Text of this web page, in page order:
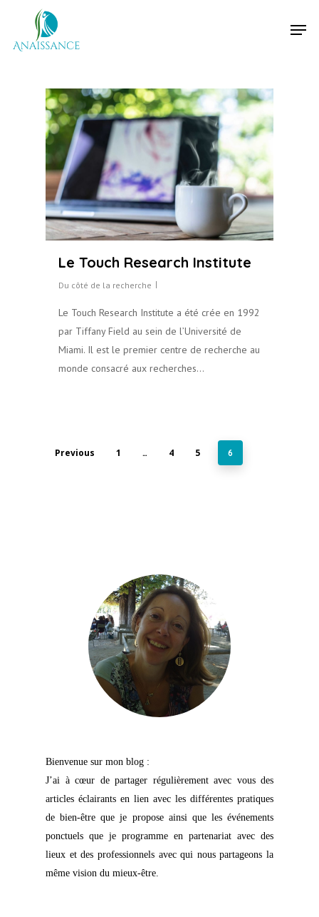
Hit enter to search or ESC to close
Le Touch Research Institute
Du côté de la recherche
Le Touch Research Institute a été crée en 1992
par Tiffany Field au sein de l’Université de
Miami. Il est le premier centre de recherche au
monde consacré aux recherches…
Previous 1 … 4 5 6
Bienvenue sur mon blog :
J’ai à cœur de partager régulièrement avec vous des
articles éclairants en lien avec les différentes pratiques
de bien-être que je propose ainsi que les événements
ponctuels que je programme en partenariat avec des
lieux et des professionnels avec qui nous partageons la
même vision du mieux-être.